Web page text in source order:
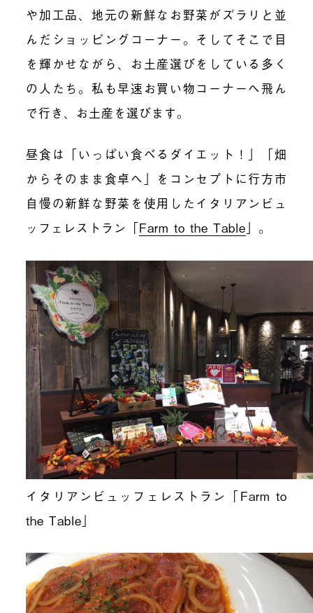
や加工品、地元の新鮮なお野菜がズラリと並
んだショッピングコーナー。そしてそこで目
を輝かせながら、お土産選びをしている多く
の人たち。私も早速お買い物コーナーへ飛ん
で行き、お土産を選びます。
昼食は「いっぱい食べるダイエット！」「畑
からそのまま食卓へ」をコンセプトに行方市
自慢の新鮮な野菜を使用したイタリアンビュ
ッフェレストラン「Farm to the Table 」。
イタリアンビュッフェレストラン「Farm to
the Table」